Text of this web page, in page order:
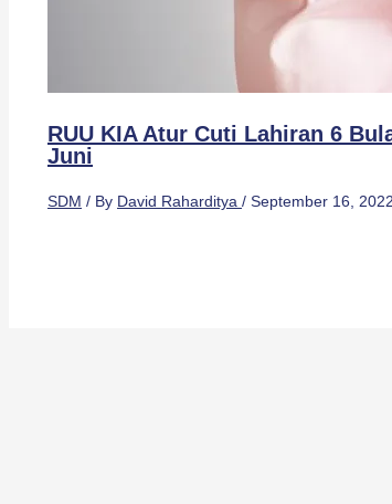
RUU KIA Atur Cuti Lahiran 6
Juni
SDM / By David Raharditya / September 16, 2022